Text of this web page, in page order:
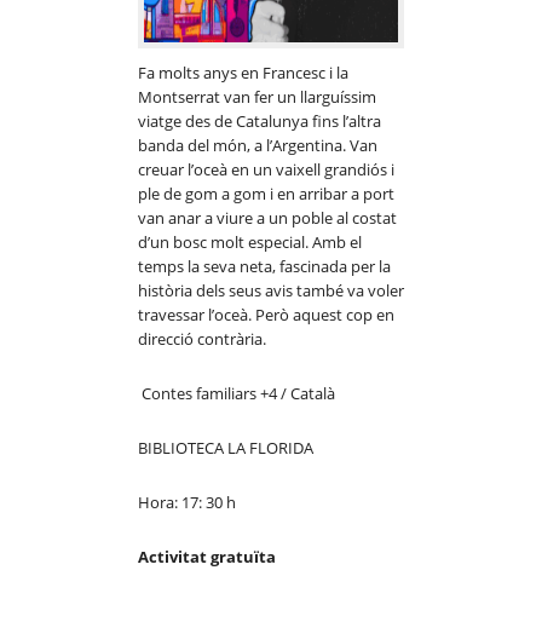
Fa molts anys en Francesc i la
Montserrat van fer un llarguíssim
viatge des de Catalunya fins l’altra
banda del món, a l’Argentina. Van
creuar l’oceà en un vaixell grandiós i
ple de gom a gom i en arribar a port
van anar a viure a un poble al costat
d’un bosc molt especial. Amb el
temps la seva neta, fascinada per la
història dels seus avis també va voler
travessar l’oceà. Però aquest cop en
direcció contrària.
Contes familiars +4 / Català
BIBLIOTECA LA FLORIDA
Hora: 17: 30 h
Activitat gratuïta